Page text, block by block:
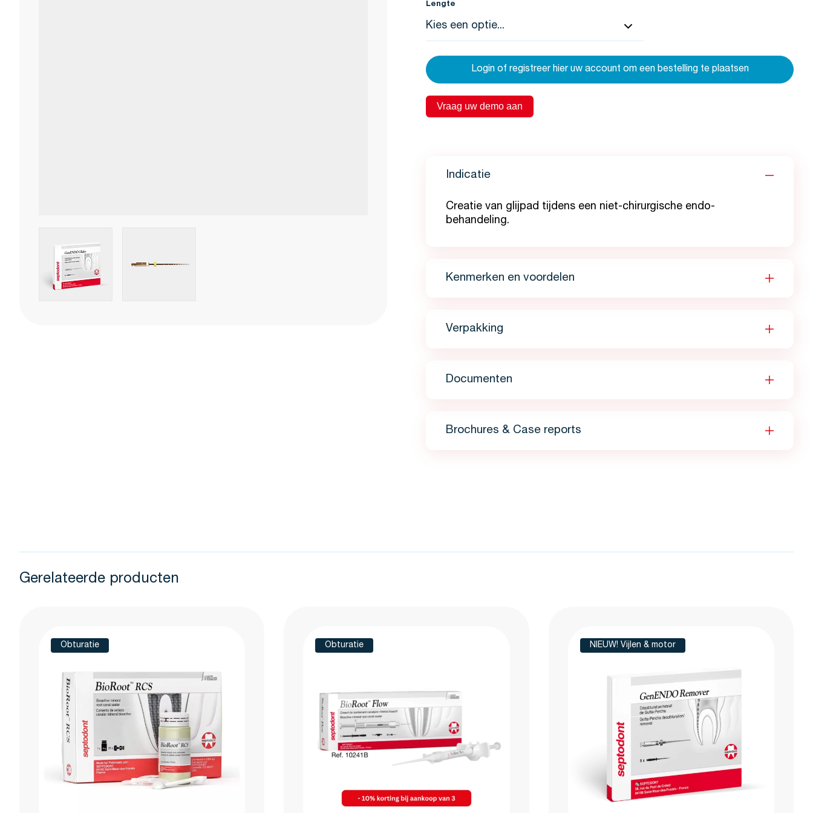
Lengte
Login of registreer hier uw account om een bestelling te plaatsen
Vraag uw demo aan
Indicatie
Creatie van glijpad tijdens een niet-chirurgische endo-
behandeling.
Kenmerken en voordelen
Verpakking
Documenten
Brochures & Case reports
Gerelateerde producten
Obturatie Obturatie NIEUW! Vijlen & motor